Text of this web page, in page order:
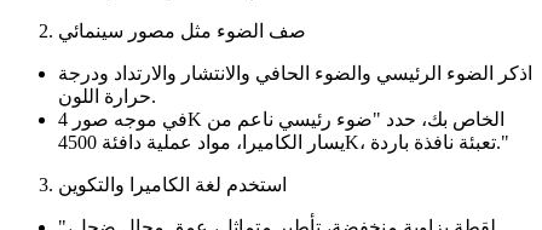
صف الضوء مثل مصور سينمائي
اذكر الضوء الرئيسي والضوء الحافي والانتشار والارتداد ودرجة
حرارة اللون.
في موجه صور 4K الخاص بك، حدد "ضوء رئيسي ناعم من
يسار الكاميرا، مواد عملية دافئة 4500K، تعبئة نافذة باردة."
استخدم لغة الكاميرا والتكوين